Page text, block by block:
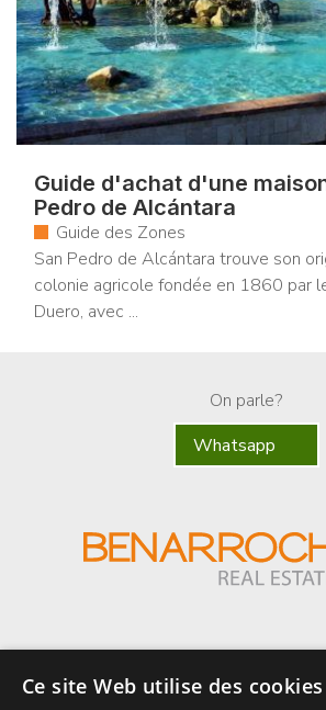
Guide d'achat d'une
Pedro de Alcántara
Guide des Zones
San Pedro de Alcántara trouve son
colonie agricole fondée en 1860 par
Duero, avec ...
Benarroch Asesores S.L. - CIF: B-
On parle?
Whatsapp
Ce site Web utilise des cookies